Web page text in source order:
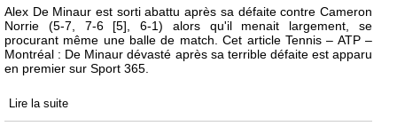
Alex De Minaur est sorti abattu après sa défaite contre Cameron
Norrie (5-7, 7-6 [5], 6-1) alors qu'il menait largement, se
procurant même une balle de match. Cet article Tennis – ATP –
Montréal : De Minaur dévasté après sa terrible défaite est apparu
en premier sur Sport 365.
Lire la suite